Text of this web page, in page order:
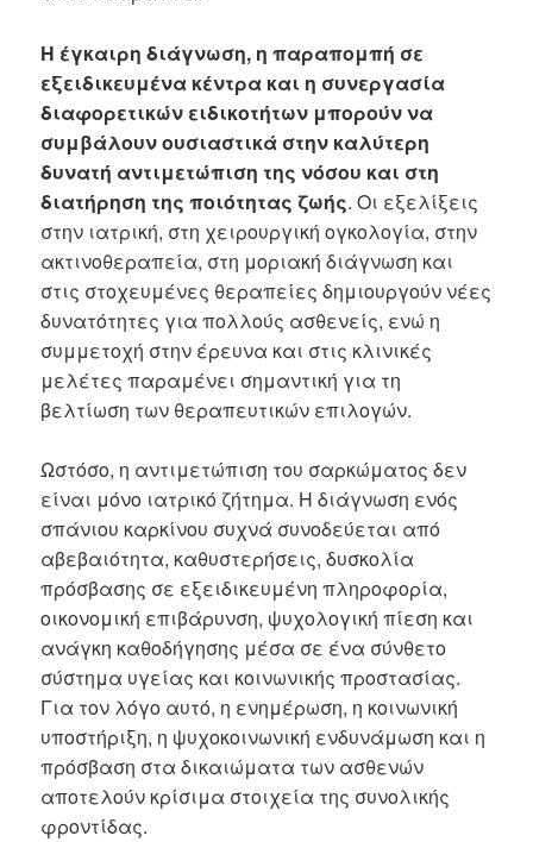
Η έγκαιρη διάγνωση, η παραπομπή σε
εξειδικευμένα κέντρα και η συνεργασία
διαφορετικών ειδικοτήτων μπορούν να
συμβάλουν ουσιαστικά στην καλύτερη
δυνατή αντιμετώπιση της νόσου και στη
διατήρηση της ποιότητας ζωής. Οι εξελίξεις
στην ιατρική, στη χειρουργική ογκολογία, στην
ακτινοθεραπεία, στη μοριακή διάγνωση και
στις στοχευμένες θεραπείες δημιουργούν νέες
δυνατότητες για πολλούς ασθενείς, ενώ η
συμμετοχή στην έρευνα και στις κλινικές
μελέτες παραμένει σημαντική για τη
βελτίωση των θεραπευτικών επιλογών.
Ωστόσο, η αντιμετώπιση του σαρκώματος δεν
είναι μόνο ιατρικό ζήτημα. Η διάγνωση ενός
σπάνιου καρκίνου συχνά συνοδεύεται από
αβεβαιότητα, καθυστερήσεις, δυσκολία
πρόσβασης σε εξειδικευμένη πληροφορία,
οικονομική επιβάρυνση, ψυχολογική πίεση και
ανάγκη καθοδήγησης μέσα σε ένα σύνθετο
σύστημα υγείας και κοινωνικής προστασίας.
Για τον λόγο αυτό, η ενημέρωση, η κοινωνική
υποστήριξη, η ψυχοκοινωνική ενδυνάμωση και η
πρόσβαση στα δικαιώματα των ασθενών
αποτελούν κρίσιμα στοιχεία της συνολικής
φροντίδας.